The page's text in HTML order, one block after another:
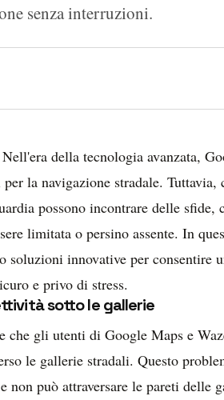
senza interruzioni.
della tecnologia avanzata,
la navigazione stradale.
possono incontrare delle
limitata o persino assente. In
soluzioni innovative per consentire
e privo di stress.
sotto le gallerie
che gli utenti di Google Maps e
le gallerie stradali. Questo
non può attraversare le pareti